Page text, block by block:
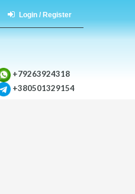
Login / Register
+79263924318
+380501329154